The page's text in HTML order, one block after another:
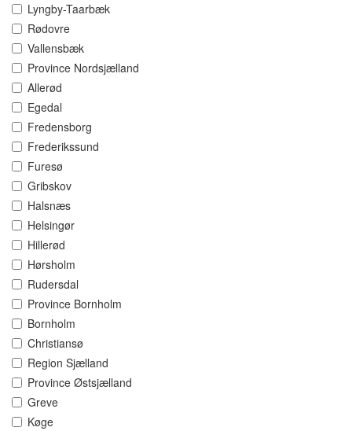
Lyngby-Taarbæk
Rødovre
Vallensbæk
Province Nordsjælland
Allerød
Egedal
Fredensborg
Frederikssund
Furesø
Gribskov
Halsnæs
Helsingør
Hillerød
Hørsholm
Rudersdal
Province Bornholm
Bornholm
Christiansø
Region Sjælland
Province Østsjælland
Greve
Køge